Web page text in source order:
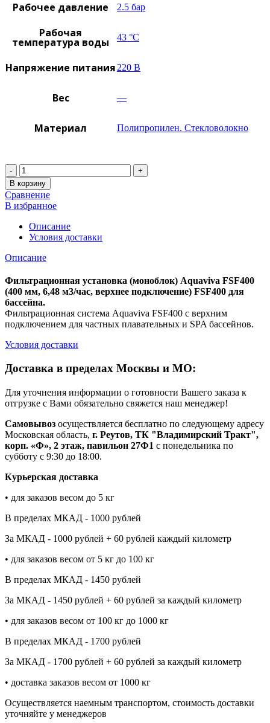
Рабочее давление 2.5 бар
Рабочая
температура воды 43 °C
Напряжение питания 220 В
Вес —
Материал Полипропилен. Стекловолокно
Количество
В корзину
Сравнение
В избранное
Описание
Условия доставки
Описание
Фильтрационная установка (моноблок) Aquaviva FSF400
(400 мм, 6,48 м3/час, верхнее подключение) FSF400 для
бассейна.
Фильтрационная система Aquaviva FSF400 с верхним
подключением для частных плавательных и SPA бассейнов.
Условия доставки
Доставка в пределах Москвы и МО:
Для уточнения информации о готовности Вашего заказа к
отгрузке с Вами обязательно свяжется наш менеджер!
Самовывоз осуществляется бесплатно по следующему адресу
Московская область, г. Реутов, ТК "Владимирский Тракт",
корп. «Ф», 2 этаж, павильон 27Ф1 с понедельника по
субботу с 9:30 до 18:00.
Курьерская доставка
• для заказов весом до 5 кг
В пределах МКАД - 1000 рублей
За МКАД - 1000 рублей + 60 рублей каждый километр
• для заказов весом от 5 кг до 100 кг
В пределах МКАД - 1450 рублей
За МКАД - 1450 рублей + 60 рублей за каждый километр
• для заказов весом от 100 кг до 1000 кг
В пределах МКАД - 1700 рублей
За МКАД - 1700 рублей + 60 рублей за каждый километр
• доставка заказов весом от 1000 кг
Осуществляется наемным транспортом, стоимость доставки
уточняйте у менеджеров